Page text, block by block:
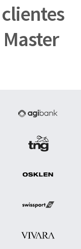
clientes
Master